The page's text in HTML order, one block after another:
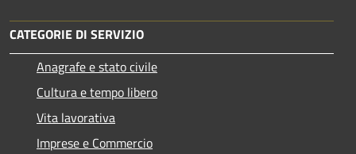
CATEGORIE DI SERVIZIO
Anagrafe e stato civile
Cultura e tempo libero
Vita lavorativa
Imprese e Commercio